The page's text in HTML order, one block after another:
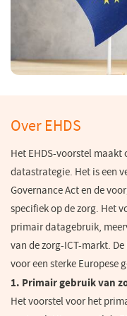
Over EHDS
Het EHDS-voorstel maakt
datastrategie. Het is een
Governance Act en de
specifiek op de zorg. Het
primair datagebruik,
van de zorg-ICT-markt.
voor een sterke Europese
1. Primair gebruik van
Het voorstel voor het